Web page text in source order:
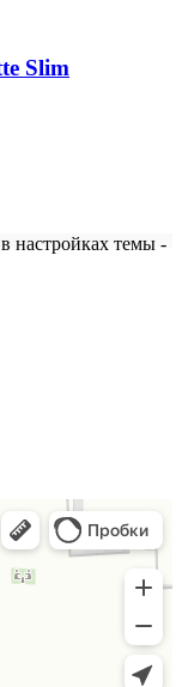
Slim
настройках темы -